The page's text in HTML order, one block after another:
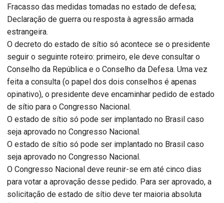
Fracasso das medidas tomadas no estado de defesa;
Declaração de guerra ou resposta à agressão armada
estrangeira.
O decreto do estado de sítio só acontece se o presidente
seguir o seguinte roteiro: primeiro, ele deve consultar o
Conselho da República e o Conselho da Defesa. Uma vez
feita a consulta (o papel dos dois conselhos é apenas
opinativo), o presidente deve encaminhar pedido de estado
de sítio para o Congresso Nacional.
O estado de sítio só pode ser implantado no Brasil caso
seja aprovado no Congresso Nacional.
O estado de sítio só pode ser implantado no Brasil caso
seja aprovado no Congresso Nacional.
O Congresso Nacional deve reunir-se em até cinco dias
para votar a aprovação desse pedido. Para ser aprovado, a
solicitação de estado de sítio deve ter maioria absoluta